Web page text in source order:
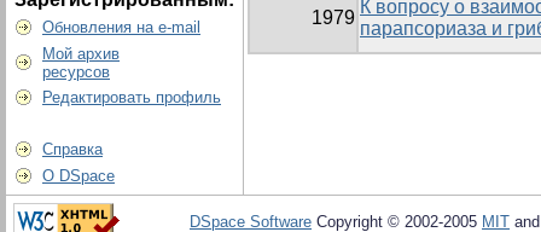
Обновления на e-mail
Мой архив
ресурсов
Редактировать профиль
Справка
О DSpace
1979
К вопросу о
парапсориаза и
DSpace Software Copyright © 2002-2005 MIT